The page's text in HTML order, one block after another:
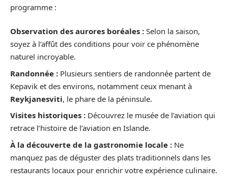
programme :
Observation des aurores boréales : Selon la saison,
soyez à l’affût des conditions pour voir ce phénomène
naturel incroyable.
Randonnée : Plusieurs sentiers de randonnée partent de
Kepavik et des environs, notamment ceux menant à
Reykjanesviti, le phare de la péninsule.
Visites historiques : Découvrez le musée de l’aviation qui
retrace l’histoire de l’aviation en Islande.
À la découverte de la gastronomie locale : Ne
manquez pas de déguster des plats traditionnels dans les
restaurants locaux pour enrichir votre expérience culinaire.